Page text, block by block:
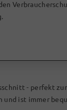
- perfekt
ist immer